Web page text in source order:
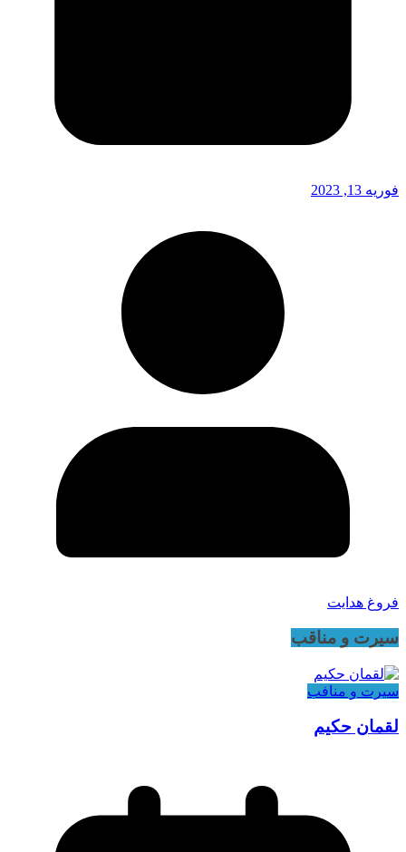
فوریه 13, 2023
فروغ هدایت
سیرت و مناقب
سیرت و منافب
لقمان حکیم